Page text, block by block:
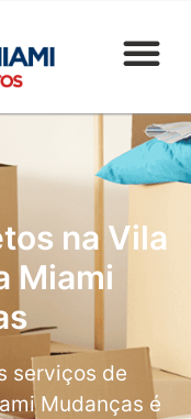
na Vila
Miami
serviços de
Mudanças é